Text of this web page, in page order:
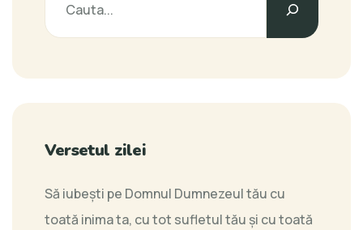
Versetul zilei
Să iubeşti pe Domnul Dumnezeul tău cu
toată inima ta, cu tot sufletul tău şi cu toată